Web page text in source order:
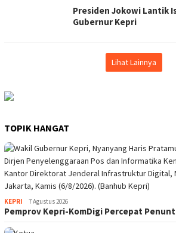
Presiden Jokowi Lantik
Gubernur Kepri
Lihat Lainnya
TOPIK HANGAT
KEPRI 7 Agustus 2026
Pemprov Kepri-KomDigi Percepat